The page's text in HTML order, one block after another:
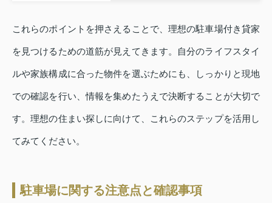
これらのポイントを押さえることで、理想の駐車場付き貸家
を見つけるための道筋が見えてきます。自分のライフスタイ
ルや家族構成に合った物件を選ぶためにも、しっかりと現地
での確認を行い、情報を集めたうえで決断することが大切で
す。理想の住まい探しに向けて、これらのステップを活用し
てみてください。
駐車場に関する注意点と確認事項